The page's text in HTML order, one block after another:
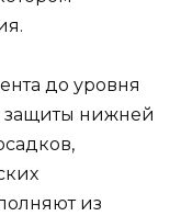
до уровня
защиты нижней
из